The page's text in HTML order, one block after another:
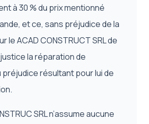
à 30 % du prix mentionné
et ce, sans préjudice de la
le ACAD CONSTRUCT SRL de
la réparation de
préjudice résultant pour lui de
SRL n’assume aucune